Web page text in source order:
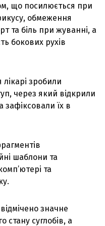
що посилюється при
обмеження
та біль при жуванні, а
бокових рухів
зробили
через який відкрили
зафіксовали їх в
шаблони та
та
значне
суглобів, а